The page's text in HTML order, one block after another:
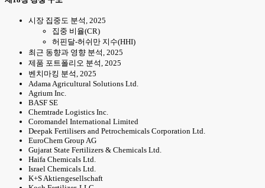
시장 집중도 분석, 2025
집중 비율(CR)
허핀달-허쉬만 지수(HHI)
최근 동향과 영향 분석, 2025
제품 포트폴리오 분석, 2025
벤치마킹 분석, 2025
Adama Agricultural Solutions Ltd.
Agrium Inc.
BASF SE
Chemtrade Logistics Inc.
Coromandel International Limited
Deepak Fertilisers and Petrochemicals Corporation Ltd.
EuroChem Group AG
Gujarat State Fertilizers & Chemicals Ltd.
Haifa Chemicals Ltd.
Israel Chemicals Ltd.
K+S Aktiengesellschaft